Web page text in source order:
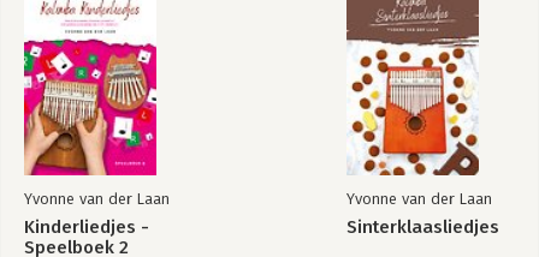
Yvonne van der Laan
Kinderliedjes -
Speelboek 2
Yvonne van der Laan
Sinterklaasliedjes